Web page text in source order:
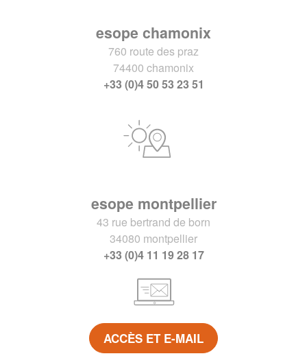
esope chamonix
760 route des praz
74400 chamonix
+33 (0)4 50 53 23 51
esope montpellier
43 rue bertrand de born
34080 montpellier
+33 (0)4 11 19 28 17
ACCÈS ET E-MAIL